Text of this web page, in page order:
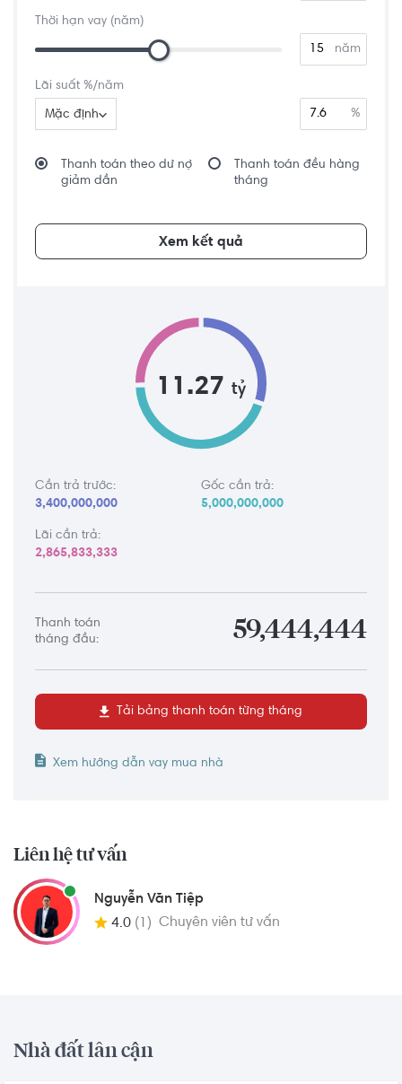
Thời hạn vay (năm)
năm
Lãi suất %/năm
Mặc định %
Thanh toán theo dư nợ
giảm dần
Thanh toán đều hàng
tháng
Xem kết quả
11.27 tỷ
Cần trả trước:
3,400,000,000
Gốc cần trả:
5,000,000,000
Lãi cần trả:
2,865,833,333
Thanh toán
tháng đầu:
59,444,444
Tải bảng thanh toán từng tháng
Xem hướng dẫn vay mua nhà
Liên hệ tư vấn
Nguyễn Văn Tiệp
4.0 (1) Chuyên viên tư vấn
Nhà đất lân cận